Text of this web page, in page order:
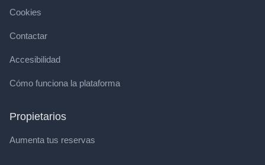
Cookies
Contactar
Accesibilidad
Cómo funciona la plataforma
Propietarios
Aumenta tus reservas